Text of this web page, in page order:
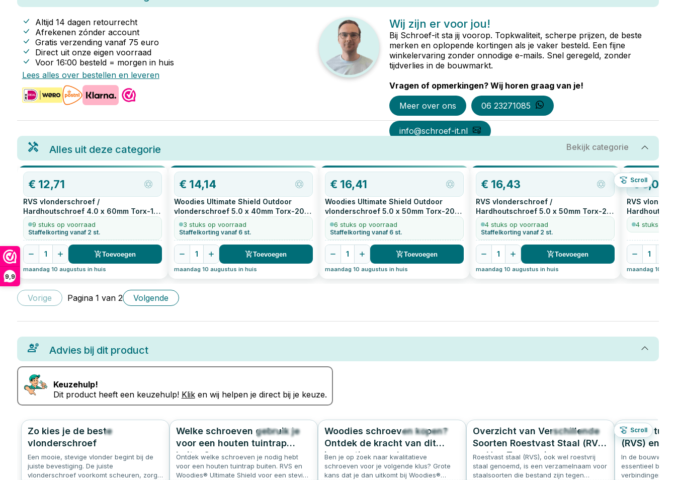
9,9
Altijd 14 dagen retourrecht
Afrekenen zónder account
Gratis verzending vanaf 75 euro
Direct uit onze eigen voorraad
Voor 16:00 besteld = morgen in huis
Lees alles over bestellen en leveren
Wij zijn er voor jou!
Bij Schroef-it sta jij voorop. Topkwaliteit, scherpe prijzen, de beste
merken en oplopende kortingen als je vaker besteld. Een fijne
winkelervaring zonder onnodige e-mails. Snel geregeld, zonder
tijdverlies in de bouwmarkt.
Vragen of opmerkingen? Wij horen graag van je!
Meer over ons
06 23271085
info@schroef-it.nl
Alles uit deze categorie Bekijk categorie
Scroll
€ 12,71
RVS vlonderschroef /
Hardhoutschroef 4.0 x 60mm Torx-15
200
stuks
9 stuks op voorraad
Staffelkorting vanaf 2 st.
1 Toevoegen
maandag 10 augustus in huis
€ 14,14
Woodies Ultimate Shield Outdoor
vlonderschroef 5.0 x 40mm Torx-20
200
stuks
3 stuks op voorraad
Staffelkorting vanaf 6 st.
1 Toevoegen
maandag 10 augustus in huis
€ 16,41
Woodies Ultimate Shield Outdoor
vlonderschroef 5.0 x 50mm Torx-20
200
stuks
6 stuks op voorraad
Staffelkorting vanaf 6 st.
1 Toevoegen
maandag 10 augustus in huis
€ 16,43
RVS vlonderschroef /
Hardhoutschroef 5.0 x 50mm Torx-25
200
stuks
4 stuks op voorraad
Staffelkorting vanaf 2 st.
1 Toevoegen
maandag 10 augustus in huis
€5,03
RVS
4 stuks op
1
maandag 10
Vorige Pagina 1 van 2 Volgende
Advies bij dit product
Keuzehulp!
Dit product heeft een keuzehulp! Kliken wij helpen je direct bij je keuze.
Scroll
Zo kies je de beste
vlonderschroef
Een mooie, stevige vlonder begint bij de
juiste bevestiging. De juiste
vlonderschroef voorkomt scheuren, zorgt
44 0.0
Welke schroeven gebruik je
voor een houten tuintrap
buiten?
Ontdek welke schroeven je nodig hebt
voor een houten tuintrap buiten. RVS en
Woodies® Ultimate Shield voor een stevige
205 4.9
Woodies schroeven kopen?
Ontdek de kracht van dit
innovatieve merk
Ben je op zoek naar kwalitatieve
schroeven voor je volgende klus? Grote
kans dat je dan uitkomt bij Woodies®
542 4.7
Overzicht van Verschillende
Soorten Roestvast Staal (RVS)
en Hun Toepassingen
Roestvast staal (RVS), ook wel roestvrij
staal genoemd, is een verzamelnaam voor
staalsoorten die bestand zijn tegen
Kiezen
(RVS) en
In de
essentieel
verbindingen.